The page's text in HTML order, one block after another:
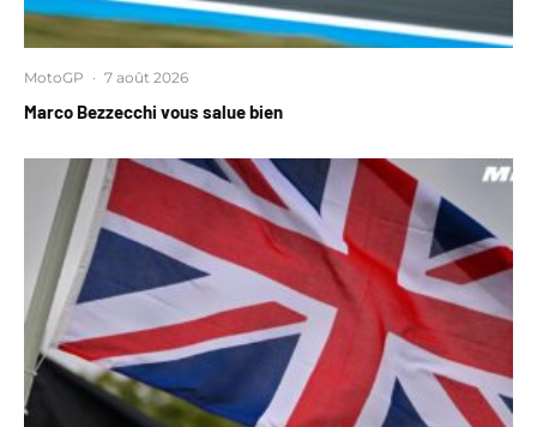
MotoGP · 7 août 2026
Marco Bezzecchi vous salue bien